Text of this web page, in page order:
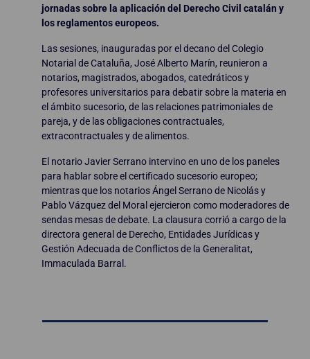
jornadas sobre la aplicación del Derecho Civil catalán y
los reglamentos europeos.
Las sesiones, inauguradas por el decano del Colegio
Notarial de Cataluña, José Alberto Marín, reunieron a
notarios, magistrados, abogados, catedráticos y
profesores universitarios para debatir sobre la materia en
el ámbito sucesorio, de las relaciones patrimoniales de
pareja, y de las obligaciones contractuales,
extracontractuales y de alimentos.
El notario Javier Serrano intervino en uno de los paneles
para hablar sobre el certificado sucesorio europeo;
mientras que los notarios Ángel Serrano de Nicolás y
Pablo Vázquez del Moral ejercieron como moderadores de
sendas mesas de debate. La clausura corrió a cargo de la
directora general de Derecho, Entidades Jurídicas y
Gestión Adecuada de Conflictos de la Generalitat,
Immaculada Barral.